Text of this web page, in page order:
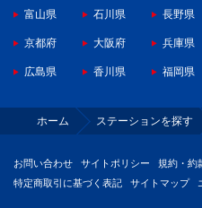
富山県 石川県 長野県
京都府 大阪府 兵庫県
広島県 香川県 福岡県
ホーム ステーションを探す
お問い合わせ サイトポリシー
規約・約
特定商取引に基づく表記
サイトマップ